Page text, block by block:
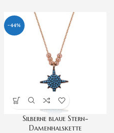
-44%
Silberne blaue Stern-
Damenhalskette